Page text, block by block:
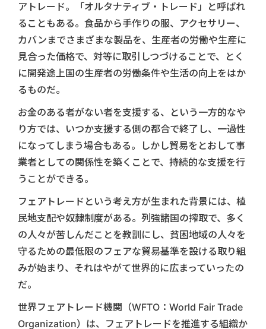
アトレード。「オルタナティブ・トレード」と呼ばれ
ることもある。食品から手作りの服、アクセサリー、
カバンまでさまざまな製品を、生産者の労働や生産に
見合った価格で、対等に取引しつづけることで、とく
に開発途上国の生産者の労働条件や生活の向上をはか
るものだ。
お金のある者がない者を支援する、という一方的なや
り方では、いつか支援する側の都合で終了し、一過性
になってしまう場合もある。しかし貿易をとおして事
業者としての関係性を築くことで、持続的な支援を行
うことができる。
フェアトレードという考え方が生まれた背景には、植
民地支配や奴隷制度がある。列強諸国の搾取で、多く
の人々が苦しんだことを教訓にし、貧困地域の人々を
守るための最低限のフェアな貿易基準を設ける取り組
みが始まり、それはやがて世界的に広まっていったの
だ。
世界フェアトレード機関（WFTO：World Fair Trade
Organization）は、フェアトレードを推進する組織か